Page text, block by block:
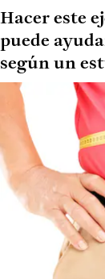
Hacer este
puede
según un